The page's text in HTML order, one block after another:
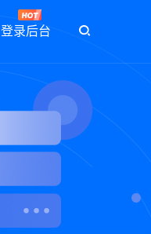
登录后台